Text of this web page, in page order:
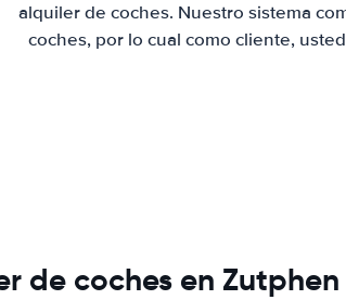
alquiler de coches. Nuestro sistema
coches, por lo cual como cliente,
de coches en Zutphen